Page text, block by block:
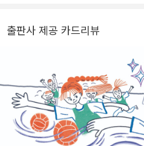
출판사 제공 카드리뷰